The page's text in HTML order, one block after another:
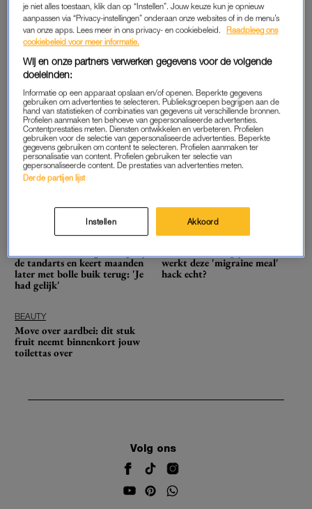
GOEIE TIP
De zomertijd is ingegaan: zo
kom je het snelst van deze mini
'jetlag' af
HEFTIG
Zina's kruik ontploft in haar
gezicht: 'Dat het hierdoor kan
WIL JE WETEN
Boeken geblazen: dit zijn de
leukste airbnb's onder de €100
per nacht
Liv ging stappen met haar
vriend: 'Terwijl ik gedrogeerd
en verdwaald was, ging hij
vreemd'
INTERVIEW
Laura deed een TikTok-oproep
voor nieuwe vriendinnen: 'Het
MONEY ISSUES
Dit verdient Noor (25) aan
malle'
BIJZONDER
de tandarts en keert maanden
later met bolle buik terug: 'Je
had gelijk'
OH, JA JOH?
werkt deze 'migraine meal'
hack echt?
BEAUTY
Move over aardbei: dit stuk
fruit neemt binnenkort jouw
toilettas over
Volg ons
je niet alles toestaan, klik dan op “Instellen”. Jouw keuze kun je opnieuw
aanpassen via “Privacy-instellingen” onderaan onze websites of in de menu’s
van onze apps. Lees meer in ons privacy- en cookiebeleid.
Raadpleeg ons
cookiebeleid voor meer informatie.
Wij en onze partners verwerken gegevens voor de volgende
doeleinden:
Informatie op een apparaat opslaan en/of openen. Beperkte gegevens
gebruiken om advertenties te selecteren. Publieksgroepen begrijpen aan de
hand van statistieken of combinaties van gegevens uit verschillende bronnen.
Profielen aanmaken ten behoeve van gepersonaliseerde advertenties.
Contentprestaties meten. Diensten ontwikkelen en verbeteren. Profielen
gebruiken voor de selectie van gepersonaliseerde advertenties. Beperkte
gegevens gebruiken om content te selecteren. Profielen aanmaken ter
personalisatie van content. Profielen gebruiken ter selectie van
gepersonaliseerde content. De prestaties van advertenties meten.
Derde partijen lijst
Instellen Akkoord